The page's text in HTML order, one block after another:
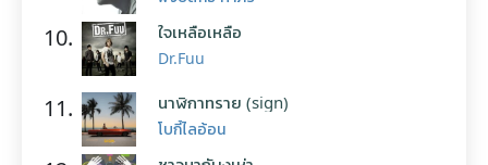
10. ใจเหลือเหลือ
Dr.Fuu
11. นาฬิกาทราย (sign)
โบกี้ไลอ้อน